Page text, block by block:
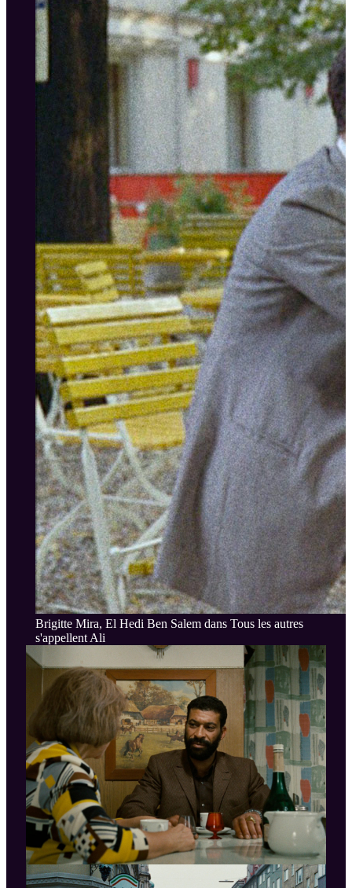
Brigitte Mira, El Hedi Ben Salem dans Tous les autres
s'appellent Ali